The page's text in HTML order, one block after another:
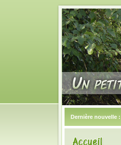
Dernière nouvelle :